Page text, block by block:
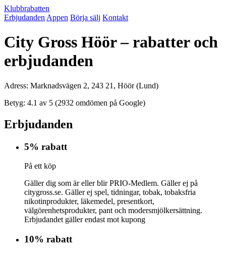
Klubbrabatten
Erbjudanden Appen Börja sälj Kontakt
City Gross Höör – rabatter och
erbjudanden
Adress: Marknadsvägen 2, 243 21, Höör (Lund)
Betyg: 4.1 av 5 (2932 omdömen på Google)
Erbjudanden
5% rabatt
På ett köp
Gäller dig som är eller blir PRIO-Medlem. Gäller ej på
citygross.se. Gäller ej spel, tidningar, tobak, tobaksfria
nikotinprodukter, läkemedel, presentkort,
välgörenhetsprodukter, pant och modersmjölkersättning.
Erbjudandet gäller endast mot kupong
10% rabatt